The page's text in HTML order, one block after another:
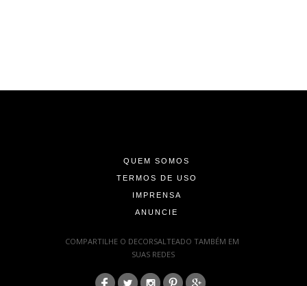
QUEM SOMOS
TERMOS DE USO
IMPRENSA
ANUNCIE
COMPARTILHE O DECORSALTEADO TAMBÉM EM
SUAS REDES